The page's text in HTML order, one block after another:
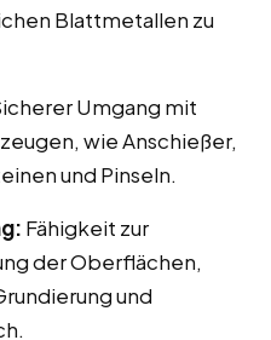
Blattmetallen zu
Umgang mit
wie Anschießer,
und Pinseln.
Fähigkeit zur
der Oberflächen,
und